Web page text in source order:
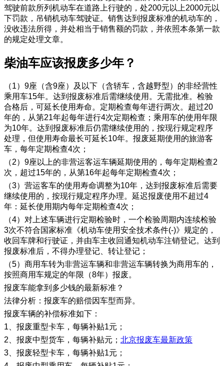
驾驶前款所列机动车在道路上行驶的，处200元以上2000元以
下罚款，吊销机动车驾驶证。销售达到报废标准的机动车的，
没收违法所得，并处相当于销售额的罚款，并依照本条第一款
的规定处理文章。
柴油车应该报废多少年？
（1）9座（含9座）及以下（含轿车，含越野型）的非经营性
乘用车15年。达到报废标准后需继续使用。无需批准。检验
合格后，可延长使用寿命。定期检查每年进行两次。超过20
年的，从第21年起每年进行4次定期检查；乘用车的使用年限
为10年。达到报废标准后仍需继续使用的，按现行规定程序
处理，但使用寿命最长可延长10年。报废延期使用的旅游客
车，每年定期检查4次；
（2）9座以上的非营运客运车辆延期使用的，每年定期检查2
次，超过15年的，从第16年起每年定期检查4次；
（3）营运客车的使用寿命调整为10年，达到报废标准后需要
继续使用的，按现行规定程序办理。延迟报废使用不超过4
年：延长使用期内每年定期检查4次；
（4）对上述车辆进行定期检验时，一个检验周期内连续检验
3次不符合国家标准《机动车使用安全技术条件(-)》规定的，
收回车牌和行驶证，并由车主收回通知机动车注销登记。达到
报废标准后，不得办理登记、转让登记；
（5）商用车转为非营运车辆和非营运车辆转换为商用车的，
按照商用车规定的年限（8年）报废。
报废车能拿到多少钱的最新标准？
法律分析：报废车的赔偿因车型而异。
报废车辆的补偿标准如下：
1、报废重型卡车，每辆补贴1元；
2、报废中型货车，每辆补贴元； 北京报废车最新政策
3、报废轻型卡车，每辆补贴1元；